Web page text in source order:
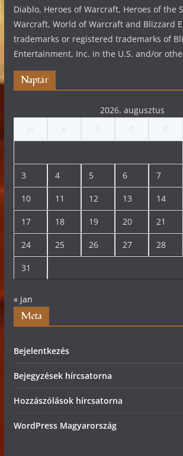
Diablo, Heroes of Warcraft, Heroes of the
Warcraft, World of Warcraft and Blizzard
trademarks or registered trademarks of
Entertainment, Inc. in the U.S. and/or
Naptár
2026. augusztus
3 4 5 6 7
10 11 12 13 14
17 18 19 20 21
24 25 26 27 28
31
« jan
Meta
Bejelentkezés
Bejegyzések hírcsatorna
Hozzászólások hírcsatorna
WordPress Magyarország